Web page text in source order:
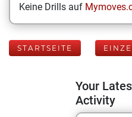
Keine Drills auf
STARTSEITE
Your
Activity